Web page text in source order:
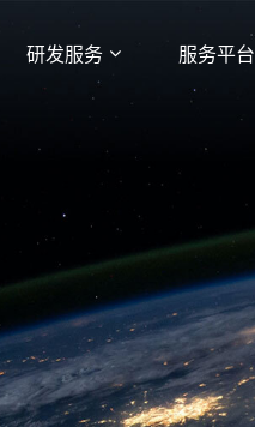
研发服务 服务平台